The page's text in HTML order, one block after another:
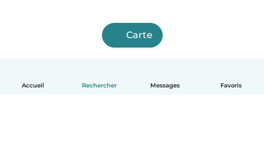
Accueil Rechercher Messages Favoris
Carte